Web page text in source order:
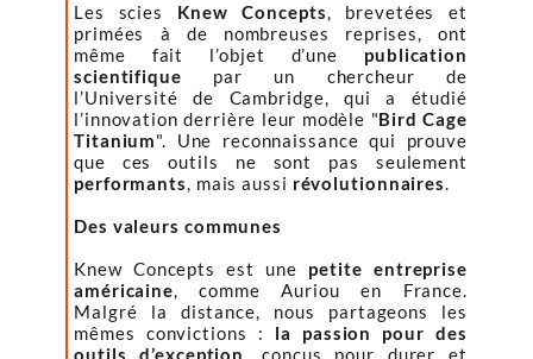
Les scies Knew Concepts, brevetées et
primées à de nombreuses reprises, ont
même fait l’objet d’une publication
scientifique par un chercheur de
l’Université de Cambridge, qui a étudié
l’innovation derrière leur modèle "Bird Cage
Titanium". Une reconnaissance qui prouve
que ces outils ne sont pas seulement
performants, mais aussi révolutionnaires.
Des valeurs communes
Knew Concepts est une petite entreprise
américaine, comme Auriou en France.
Malgré la distance, nous partageons les
mêmes convictions : la passion pour des
outils d’exception
, conçus pour durer et